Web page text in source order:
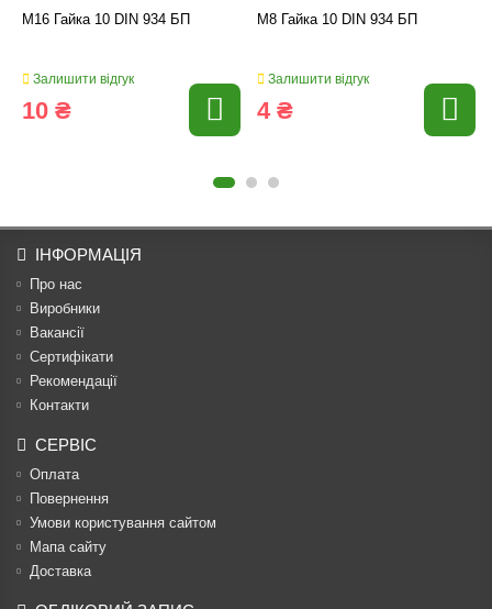
M16 Гайка 10 DIN 934 БП
Залишити відгук
10 ₴
M8 Гайка 10 DIN 934 БП
Залишити відгук
4 ₴
ІНФОРМАЦІЯ
Про нас
Виробники
Вакансії
Сертифікати
Рекомендації
Контакти
СЕРВІС
Оплата
Повернення
Умови користування сайтом
Мапа сайту
Доставка